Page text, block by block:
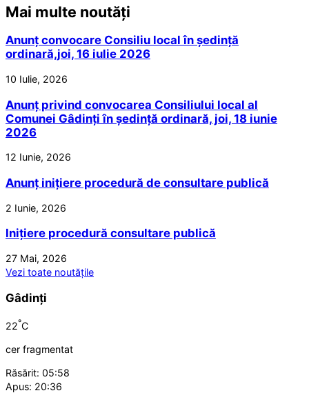
Mai multe noutăți
Anunț convocare Consiliu local în ședință
ordinară,joi, 16 iulie 2026
10 Iulie, 2026
Anunț privind convocarea Consiliului local al
Comunei Gâdinți în ședință ordinară, joi, 18 iunie
2026
12 Iunie, 2026
Anunț inițiere procedură de consultare publică
2 Iunie, 2026
Inițiere procedură consultare publică
27 Mai, 2026
Vezi toate noutățile
Gâdinți
22°C
cer fragmentat
Răsărit: 05:58
Apus: 20:36